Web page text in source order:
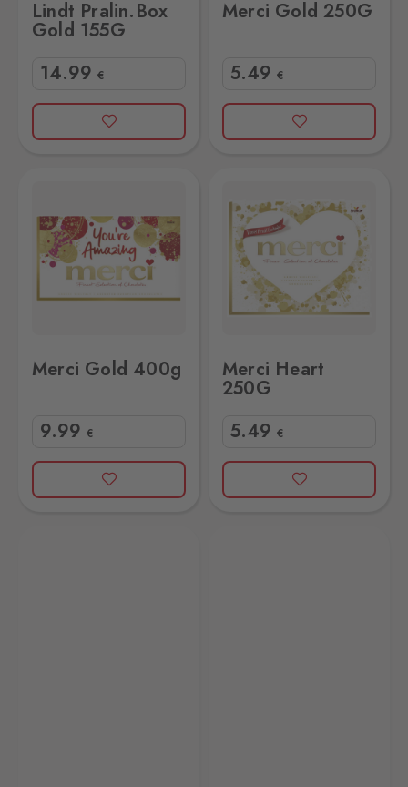
Lindt Pralin.Box
Gold 155G
14.99 €
Merci Gold 250G
5.49 €
Merci Gold 400g
9.99 €
Merci Heart
250G
5.49 €